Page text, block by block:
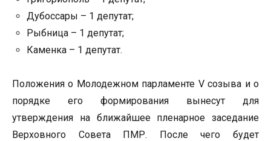
Дубоссары – 1 депутат;
Рыбница – 1 депутат;
Каменка – 1 депутат.
Положения о Молодежном парламенте V созыва и о
порядке его формирования вынесут для
утверждения на ближайшее пленарное заседание
Верховного Совета ПМР. После чего будет